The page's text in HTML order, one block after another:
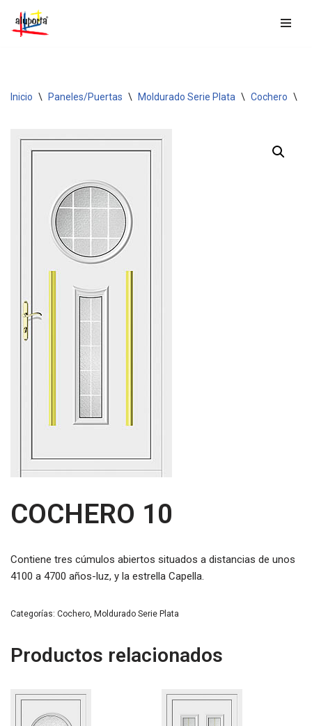
Saltar
Inicio \ Paneles/Puertas \ Moldurado Serie Plata \ Cochero \
COCHERO 10
Contiene tres cúmulos abiertos situados a distancias de unos
4100 a 4700 años-luz, y la estrella Capella.
Categorías: Cochero, Moldurado Serie Plata
Productos relacionados